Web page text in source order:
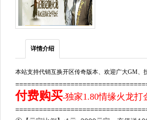
详情介绍
本站支持代销互换开区传奇版本、欢迎广大GM
付费购买-独家1.80情缘火龙